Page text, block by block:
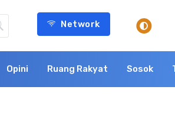
Network
Opini Ruang Rakyat Sosok